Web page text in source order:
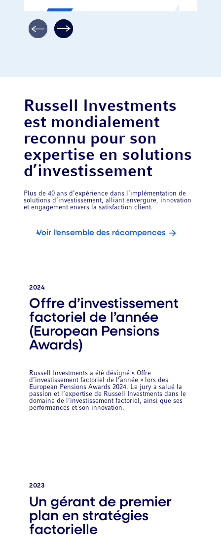
Russell Investments
est mondialement
reconnu pour son
expertise en solutions
d’investissement
Plus de 40 ans d’expérience dans l’implémentation de
solutions d’investissement, alliant envergure, innovation
et engagement envers la satisfaction client.
Voir l'ensemble des récompences
2024
Offre d’investissement
factoriel de l’année
(European Pensions
Awards)
Russell Investments a été désigné « Offre
d’investissement factoriel de l’année » lors des
European Pensions Awards 2024. Le jury a salué la
passion et l’expertise de Russell Investments dans le
domaine de l’investissement factoriel, ainsi que ses
performances et son innovation.
2023
Un gérant de premier
plan en stratégies
factorielle